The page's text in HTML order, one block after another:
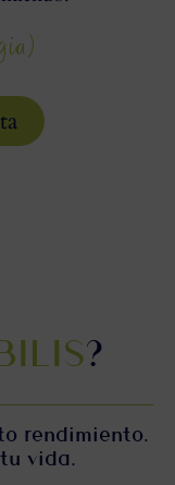
?
rendimiento.
vida.